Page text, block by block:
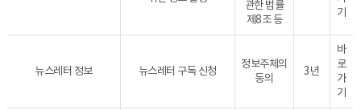
관한 법률
제8조 등
기
뉴스레터 정보 뉴스레터 구독 신청
정보주체의
동의
3년
바
로
가
기